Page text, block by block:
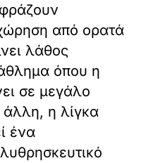
από ορατά
λάθος
όπου η
σε μεγάλο
η λίγκα
ένα